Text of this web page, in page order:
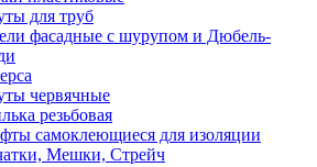
для труб
фасадные с шурупом и Дюбель-
червячные
резьбовая
самоклеющиеся для изоляции
Мешки, Стрейч